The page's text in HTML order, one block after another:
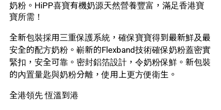
奶粉。HiPP喜寶有機奶源天然營養豐富，滿足香港寶
寶所需！
全新包裝採用三重保護系統，確保寶寶得到最新鮮及最
安全的配方奶粉。嶄新的Flexband技術確保奶粉蓋密實
緊扣，安全可靠。密封鋁箔設計，令奶粉保鮮。新包裝
的內置量匙與奶粉分離，使用上更方便衛生。
全港領先 恆溫到港